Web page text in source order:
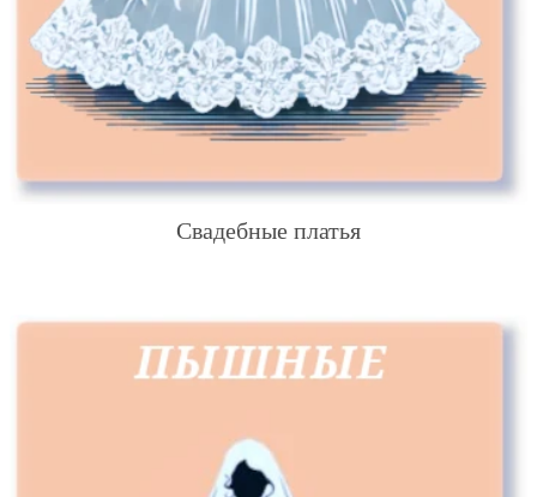
Свадебные платья